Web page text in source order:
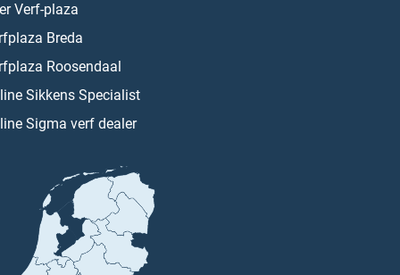
Verf-plaza
Breda
Roosendaal
Sikkens Specialist
Sigma verf dealer